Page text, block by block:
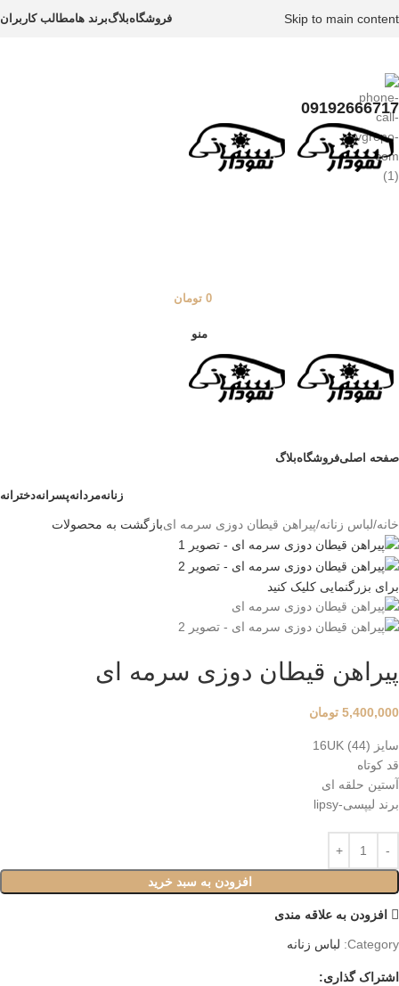
Skip to main content فروشگاهبلاگبرند هامطالب کاربران
09192666717
0 تومان
منو
صفحه اصلیفروشگاهبلاگ
زنانهمردانهپسرانهدخترانه
خانه لباس زنانه پیراهن قیطان دوزی سرمه ایبازگشت به محصولات
برای بزرگنمایی کلیک کنید
پیراهن قیطان دوزی سرمه ای
5,400,000 تومان
سایز 16UK (44)
قد کوتاه
آستین حلقه ای
برند لیپسی-lipsy
افزودن به سبد خرید
افزودن به علاقه مندی
Category: لباس زنانه
اشتراک گذاری: